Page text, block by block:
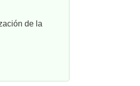
de la